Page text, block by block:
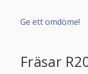
Ge ett omdöme!
Fräsar